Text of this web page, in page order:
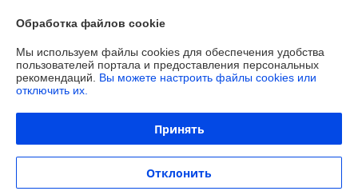
Доставка и оплата
Полная версия сайта
Сайт создан на платформе Deal.by
Обработка файлов cookie
Мы используем файлы cookies для обеспечения удобства
пользователей портала и предоставления персональных
рекомендаций. Вы можете настроить файлы cookies или
отключить их.
Принять
Отклонить